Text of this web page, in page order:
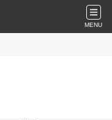
MENU